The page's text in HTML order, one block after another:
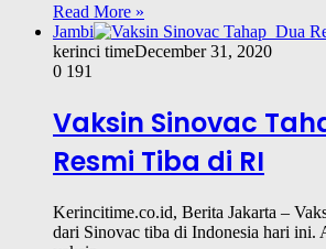
Read More »
Jambi
kerinci timeDecember 31, 2020
0 191
Vaksin Sinovac
Resmi Tiba di RI
Kerincitime.co.id, Berita Jakarta –
dari Sinovac tiba di Indonesia hari ini.